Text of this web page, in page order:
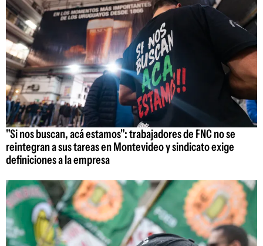
"Si nos buscan, acá estamos": trabajadores de FNC no se
reintegran a sus tareas en Montevideo y sindicato exige
definiciones a la empresa